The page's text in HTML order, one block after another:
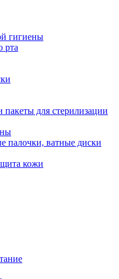
гигиены
рта
пакеты для стерилизации
палочки, ватные диски
кожи